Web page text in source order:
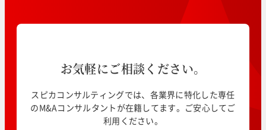
お気軽にご相談ください。
スピカコンサルティングでは、各業界に特化した専任
のM&Aコンサルタントが在籍してます。ご安心してご
利用ください。